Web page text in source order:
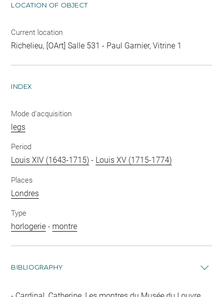
LOCATION OF OBJECT
Current location
Richelieu, [OArt] Salle 531 - Paul Garnier, Vitrine 1
INDEX
Mode d'acquisition
legs
Period
Louis XIV (1643-1715) - Louis XV (1715-1774)
Places
Londres
Type
horlogerie - montre
BIBLIOGRAPHY